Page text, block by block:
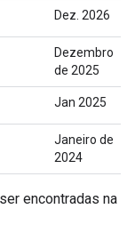
Dez. 2026
Dezembro
de 2025
Jan 2025
Janeiro de
2024
encontradas na